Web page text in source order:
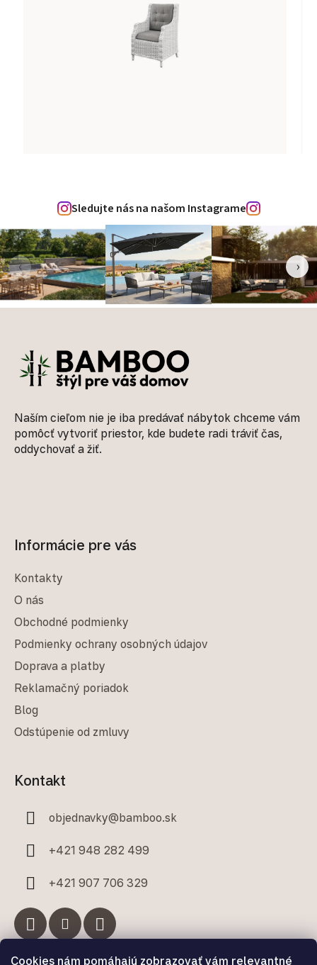
Cookies nám pomáhajú zobrazovať vám relevantné
Sledujte nás na našom Instagrame
‹ ›
Naším cieľom nie je iba predávať nábytok chceme vám
pomôcť vytvoriť priestor, kde budete radi tráviť čas,
oddychovať a žiť.
Informácie pre vás
Kontakty
O nás
Obchodné podmienky
Podmienky ochrany osobných údajov
Doprava a platby
Reklamačný poriadok
Blog
Odstúpenie od zmluvy
Kontakt
objednavky@bamboo.sk
+421 948 282 499
+421 907 706 329